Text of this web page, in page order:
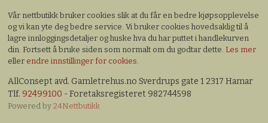
Vår nettbutikk bruker cookies slik at du får en bedre kjøpsopplevelse
og vi kan yte deg bedre service. Vi bruker cookies hovedsaklig til å
lagre innloggingsdetaljer og huske hva du har puttet i handlekurven
din. Fortsett å bruke siden som normalt om du godtar dette.Les mer
eller endre innstillinger for cookies.
AllConsept avd. Gamletrehus.no Sverdrups gate 1 2317 Hamar
Tlf. 92499100 - Foretaksregisteret 982744598
Powered by24Nettbutikk